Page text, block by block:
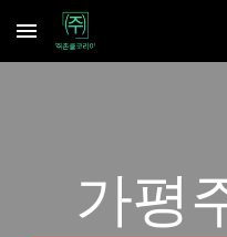
Skip to main content
가평